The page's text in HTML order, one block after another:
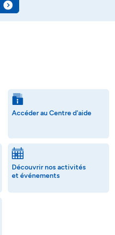
Accéder au Centre d'aide
Découvrir nos activités
et événements